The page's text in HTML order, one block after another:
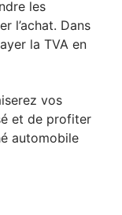
les
l’achat. Dans
la TVA en
vos
et de profiter
automobile